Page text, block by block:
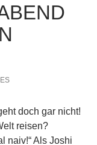
doch gar nicht!
reisen?
naiv!“ Als Joshi